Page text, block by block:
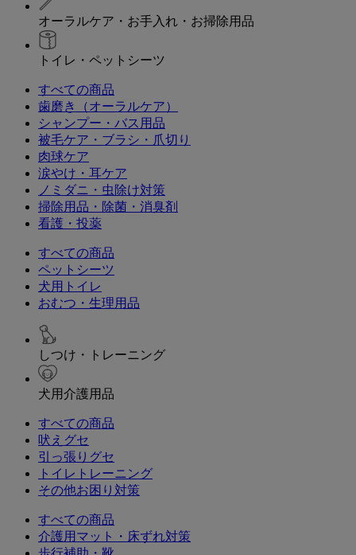
オーラルケア・お手入れ・お掃除用品
トイレ・ペットシーツ
すべての商品
歯磨き（オーラルケア）
シャンプー・バス用品
被毛ケア・ブラシ・爪切り
肉球ケア
涙やけ・耳ケア
ノミダニ・虫除け対策
掃除用品・除菌・消臭剤
看護・投薬
すべての商品
ペットシーツ
犬用トイレ
おむつ・生理用品
しつけ・トレーニング
犬用介護用品
すべての商品
吠えグセ
引っ張りグセ
トイレトレーニング
その他お困り対策
すべての商品
介護用マット・床ずれ対策